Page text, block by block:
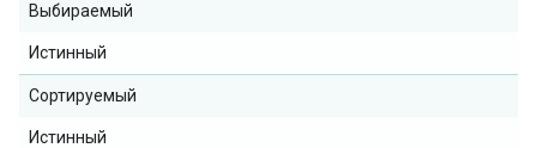
Выбираемый
Истинный
Сортируемый
Истинный